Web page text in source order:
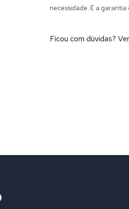
necessidade. E a
Ficou com dúvidas?